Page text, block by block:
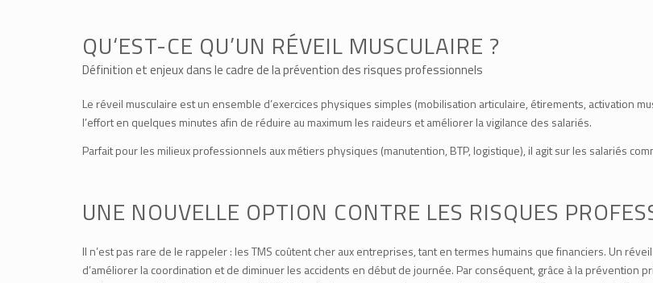
QU‘EST-CE QU’UN RÉVEIL MUSCULAIRE ?
Définition et enjeux dans le cadre de la prévention des risques professionnels
Le réveil musculaire est un ensemble d’exercices physiques simples (mobilisation articulaire, étirements, activation
l’effort en quelques minutes afin de réduire au maximum les raideurs et améliorer la vigilance des salariés.
Parfait pour les milieux professionnels aux métiers physiques (manutention, BTP, logistique), il agit sur les salariés
UNE NOUVELLE OPTION CONTRE LES RISQUES
Il n’est pas rare de le rappeler : les TMS coûtent cher aux entreprises, tant en termes humains que financiers. Un
d’améliorer la coordination et de diminuer les accidents en début de journée. Par conséquent, grâce à la